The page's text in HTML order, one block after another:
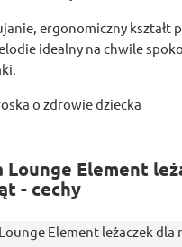
ergonomiczny kształt
idealny na chwile
o zdrowie dziecka
Lounge Element
- cechy